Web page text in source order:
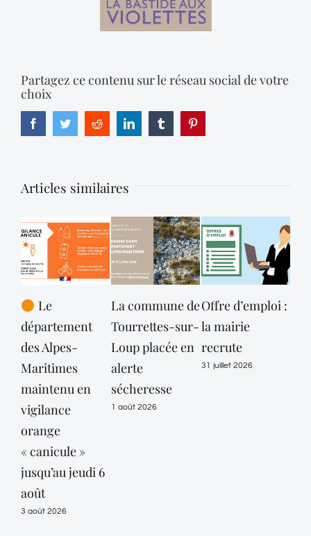
Partagez ce contenu sur le réseau social de votre
choix
FacebookTwitterReddit LinkedIn Tumblr
Articles similaires
Le
département
des Alpes-
Maritimes
maintenu en
vigilance
orange
« canicule »
jusqu’au jeudi 6
août
3 août 2026
La commune de
Tourrettes-sur-
Loup placée en
alerte
sécheresse
1 août 2026
Offre d’emploi :
la mairie
recrute
31 juillet 2026